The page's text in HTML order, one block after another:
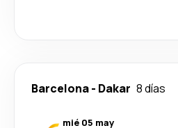
Barcelona- Dakar 8 días
mié 05 may